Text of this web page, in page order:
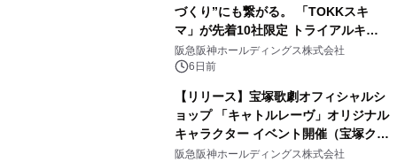
づくり”にも繋がる。 「TOKKスキ
マ」が先着10社限定 トライアルキャ
ンペーンを開始
阪急阪神ホールディングス株式会社
6日前
【リリース】宝塚歌劇オフィシャルシ
ョップ 「キャトルレーヴ」オリジナル
キャラクター イベント開催（宝塚クリ
エイティブアーツ）
阪急阪神ホールディングス株式会社